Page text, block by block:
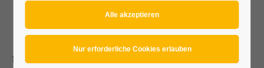
Umdeckarbeiten